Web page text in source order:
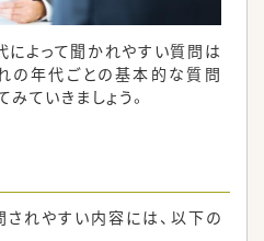
によって聞かれやすい質問は
の年代ごとの基本的な質問
みていきましょう。
れやすい内容には、以下の